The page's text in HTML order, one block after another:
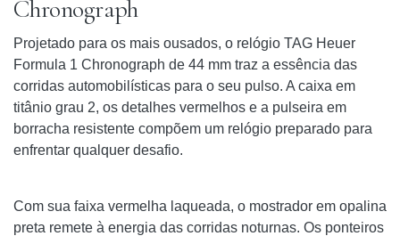
Chronograph
Projetado para os mais ousados, o relógio TAG Heuer
Formula 1 Chronograph de 44 mm traz a essência das
corridas automobilísticas para o seu pulso. A caixa em
titânio grau 2, os detalhes vermelhos e a pulseira em
borracha resistente compõem um relógio preparado para
enfrentar qualquer desafio.
Com sua faixa vermelha laqueada, o mostrador em opalina
preta remete à energia das corridas noturnas. Os ponteiros